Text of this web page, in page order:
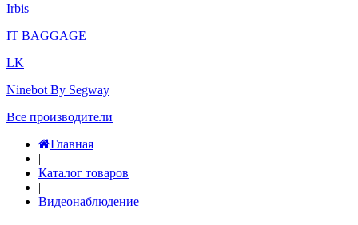
Irbis
IT BAGGAGE
LK
Ninebot By Segway
Все производители
Главная
|
Каталог товаров
|
Видеонаблюдение